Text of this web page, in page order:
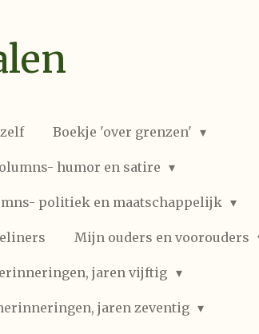
Boekje 'over grenzen'
humor en satire
politiek en maatschappelijk
Mijn ouders en voorouders
jaren vijftig
jaren zeventig